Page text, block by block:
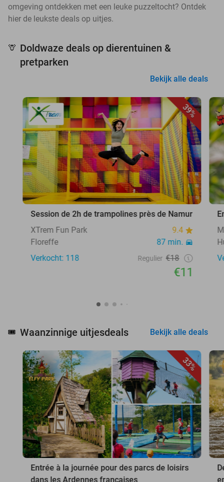
omgeving ontdekken met een leuke puzzeltocht? Ontdek
hier de leukste deals op uitjes.
🦒 Doldwaze deals op dierentuinen &
pretparken
Bekijk alle deals
39%
Session de 2h de trampolines près de Namur
XTrem Fun Park
9.4
Floreffe
87 min.
Verkocht: 118
Regulier €18
€11
🎟️ Waanzinnige uitjesdeals Bekijk alle deals
33%
Entrée à la journée pour des parcs de loisirs
dans les Ardennes françaises